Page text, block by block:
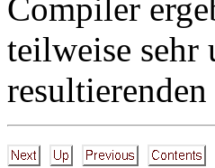
Compiler
teilweise sehr